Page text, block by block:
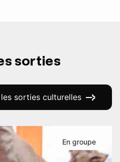
sorties
sorties culturelles
En groupe